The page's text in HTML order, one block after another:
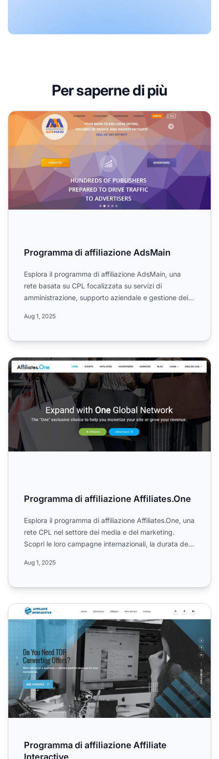
Per saperne di più
Programma di affiliazione AdsMain
Programma di affiliazione AdsMain
Esplora il programma di affiliazione AdsMain, una
rete basata su CPL focalizzata su servizi di
amministrazione, supporto aziendale e gestione dei
Aug 1, 2025
Programma di affiliazione Affiliates.One
Programma di affiliazione Affiliates.One
Esplora il programma di affiliazione Affiliates.One, una
rete CPL nel settore dei media e del marketing.
Scopri le loro campagne internazionali, la durata dei
Aug 1, 2025
Programma di affiliazione Affiliate Interactive
Programma di affiliazione Affiliate
Interactive